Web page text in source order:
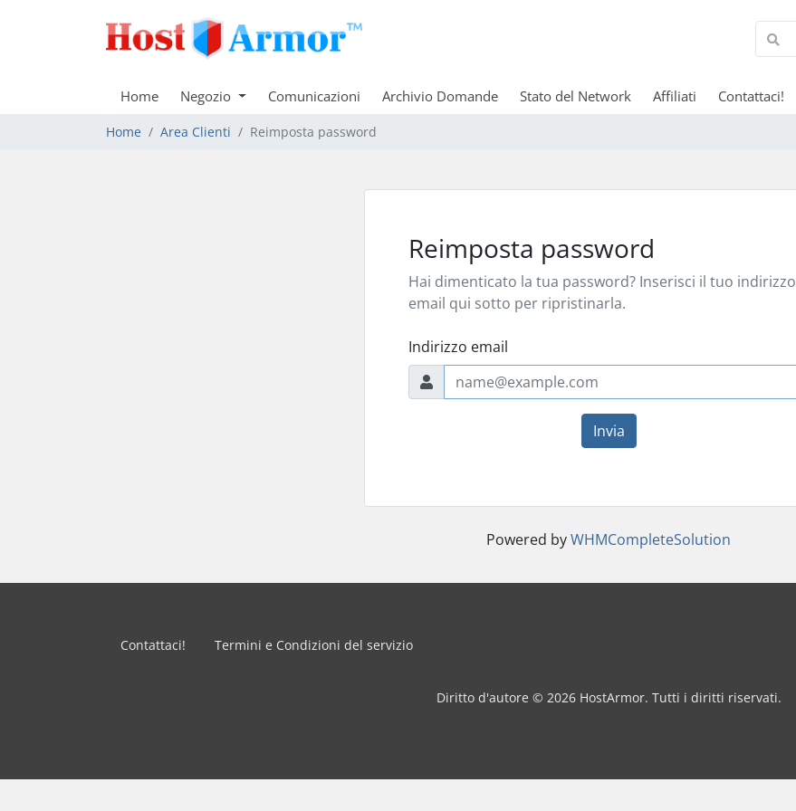
Home Negozio Comunicazioni Archivio Domande Stato del Network Affiliati Contattaci!
Home Area Clienti Reimposta password
Reimposta password
Hai dimenticato la tua password? Inserisci il tuo indirizzo
email qui sotto per ripristinarla.
Indirizzo email
Invia
Powered byWHMCompleteSolution
Contattaci! Termini e Condizioni del servizio
Diritto d'autore © 2026 HostArmor. Tutti i diritti riservati.